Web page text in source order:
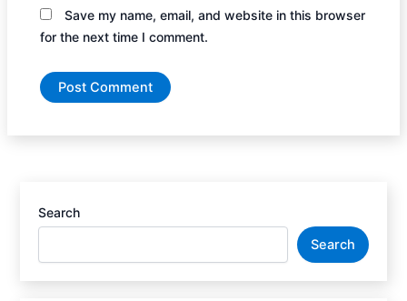
Save my name, email, and website in this browser
for the next time I comment.
Search
Search